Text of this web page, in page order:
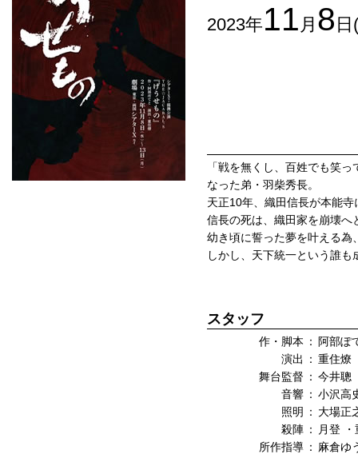
2023年11 月 8
「戦を無くし、百姓でも笑
なった弟・羽柴秀長。
天正10年、織田信長が本能
信長の死は、織田家を崩壊へ
幼き頃に誓った夢を叶える為
しかし、天下統一という誰
スタッフ
作・脚本 ：
阿部ぽ
演出
： 重住燎
舞台監督 ： 今井聰
音響 ： 小沢高
照明
： 大場正
殺陣 ：
月登
所作指導 ： 麻倉ゆ